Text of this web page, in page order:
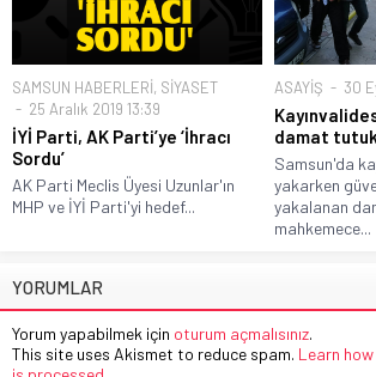
SAMSUN HABERLERİ, SİYASET
25 Aralık 2019 13:39
İYİ Parti, AK Parti’ye ‘İhracı
Sordu’
AK Parti Meclis Üyesi Uzunlar'ın
MHP ve İYİ Parti'yi hedef...
ASAYİŞ 30
damat
Samsun'da
yakarken
yakalanan
mahkemece...
YORUMLAR
Yorum yapabilmek için oturum açmalısınız.
This site uses Akismet to reduce spam. Learn